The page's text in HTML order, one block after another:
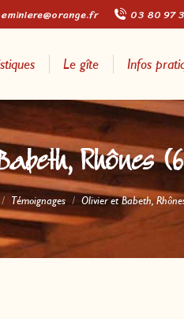
03 80 97
Le gîte Infos
Rhônes
ici :
Témoignages Olivier et Babeth,